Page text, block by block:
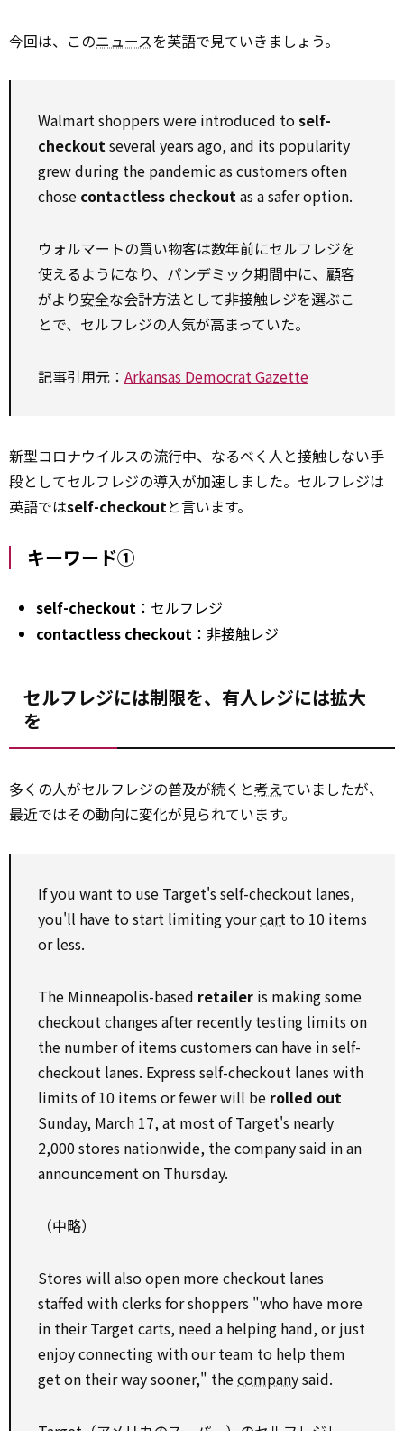
今回は、このニュースを英語で見ていきましょう。
Walmart shoppers were introduced toself-
checkoutseveral years ago, and its popularity
grew during the pandemic as customers often
chose contactless checkoutas a safer option.
ウォルマートの買い物客は数年前にセルフレジを
使えるようになり、パンデミック期間中に、顧客
がより安全な会計方法として非接触レジを選ぶこ
とで、セルフレジの人気が高まっていた。
記事引用元： Arkansas Democrat Gazette
新型コロナウイルスの流行中、なるべく人と接触しない手
段としてセルフレジの導入が加速しました。セルフレジは
英語ではself-checkoutと言います。
キーワード①
self-checkout ：セルフレジ
contactless checkout ：非接触レジ
セルフレジには制限を、有人レジには拡大
を
多くの人がセルフレジの普及が続くと考えていましたが、
最近ではその動向に変化が見られています。
If you want to use Target's self-checkout lanes,
you'll have to start limiting yourcart to 10 items
or less.
The Minneapolis-based retailer is making some
checkout changes after recently testing limits on
the number of items customers can have in self-
checkout lanes. Express self-checkout lanes with
limits of 10 items or fewer will be rolled out
Sunday, March 17, at most of Target's nearly
2,000 stores nationwide, the company said in an
announcement on Thursday.
（中略）
Stores will also open more checkout lanes
staffed with clerks for shoppers "who have more
in their Target carts, need a helping hand, or just
enjoy connecting with our team to help them
get on their way sooner," thecompanysaid.